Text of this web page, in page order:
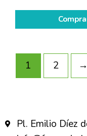
1 2 →
Pl. Emilio Díez